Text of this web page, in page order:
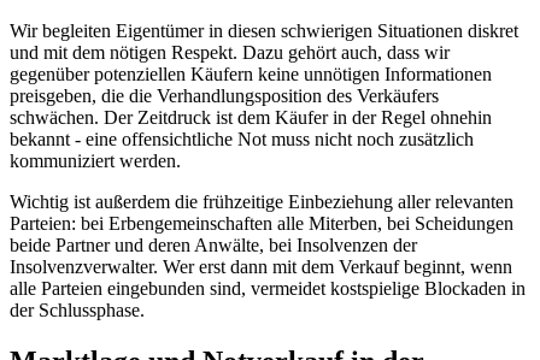
Wir begleiten Eigentümer in diesen schwierigen Situationen diskret
und mit dem nötigen Respekt. Dazu gehört auch, dass wir
gegenüber potenziellen Käufern keine unnötigen Informationen
preisgeben, die die Verhandlungsposition des Verkäufers
schwächen. Der Zeitdruck ist dem Käufer in der Regel ohnehin
bekannt - eine offensichtliche Not muss nicht noch zusätzlich
kommuniziert werden.
Wichtig ist außerdem die frühzeitige Einbeziehung aller relevanten
Parteien: bei Erbengemeinschaften alle Miterben, bei Scheidungen
beide Partner und deren Anwälte, bei Insolvenzen der
Insolvenzverwalter. Wer erst dann mit dem Verkauf beginnt, wenn
alle Parteien eingebunden sind, vermeidet kostspielige Blockaden in
der Schlussphase.